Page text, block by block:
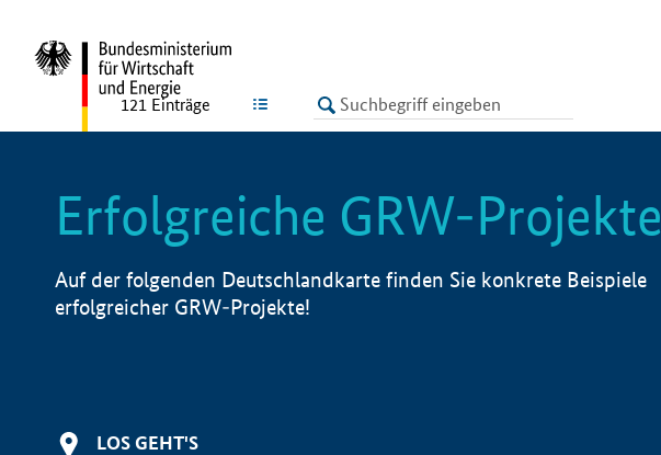
LISTE
121 Einträge
Erfolgreiche GRW-Projekte
Auf der folgenden Deutschlandkarte finden Sie konkrete Beispiele
erfolgreicher GRW-Projekte!
LOS GEHT'S